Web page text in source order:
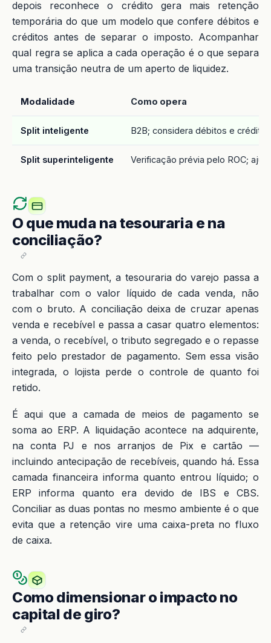
depois reconhece o crédito gera mais retenção
temporária do que um modelo que confere débitos e
créditos antes de separar o imposto. Acompanhar
qual regra se aplica a cada operação é o que separa
uma transição neutra de um aperto de liquidez.
Modalidade Como opera
Split inteligente B2B; considera débitos e
Split superinteligente Verificação prévia pelo ROC;
O que muda na tesouraria e na
conciliação?
Com o split payment, a tesouraria do varejo passa a
trabalhar com o valor líquido de cada venda, não
com o bruto. A conciliação deixa de cruzar apenas
venda e recebível e passa a casar quatro elementos:
a venda, o recebível, o tributo segregado e o repasse
feito pelo prestador de pagamento. Sem essa visão
integrada, o lojista perde o controle de quanto foi
retido.
É aqui que a camada de meios de pagamento se
soma ao ERP. A liquidação acontece na adquirente,
na conta PJ e nos arranjos de Pix e cartão —
incluindo antecipação de recebíveis, quando há. Essa
camada financeira informa quanto entrou líquido; o
ERP informa quanto era devido de IBS e CBS.
Conciliar as duas pontas no mesmo ambiente é o que
evita que a retenção vire uma caixa-preta no fluxo
de caixa.
Como dimensionar o impacto no
capital de giro?